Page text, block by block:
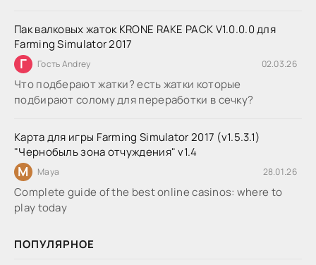
Пак валковых жаток KRONE RAKE PACK V1.0.0.0 для
Farming Simulator 2017
Г Гость Andrey 02.03.26
Что подберают жатки? есть жатки которые
подбирают солому для переработки в сечку?
Карта для игры Farming Simulator 2017 (v1.5.3.1)
"Чернобыль зона отчуждения" v1.4
M Maya 28.01.26
Complete guide of the best online casinos: where to
play today
ПОПУЛЯРНОЕ